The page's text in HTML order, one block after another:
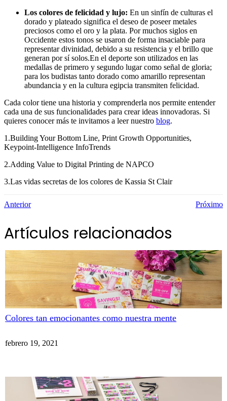
Los colores de felicidad y lujo: En un sinfín de culturas el
dorado y plateado significa el deseo de poseer metales
preciosos como el oro y la plata. Por muchos siglos en
Occidente estos tonos se usaron de forma insaciable para
representar divinidad, debido a su resistencia y el brillo que
generan por sí solos.En el deporte son utilizados en las
medallas de primero y segundo lugar como señal de gloria;
para los budistas tanto dorado como amarillo representan
abundancia y en la cultura egipcia transmiten felicidad.
Cada color tiene una historia y comprenderla nos permite entender
cada una de sus funcionalidades para crear ideas innovadoras. Si
quieres conocer más te invitamos a leer nuestro blog.
1.Building Your Bottom Line, Print Growth Opportunities,
Keypoint-Intelligence InfoTrends
2.Adding Value to Digital Printing de NAPCO
3.Las vidas secretas de los colores de Kassia St Clair
Anterior Próximo
Artículos relacionados
Colores tan emocionantes como nuestra mente
febrero 19, 2021